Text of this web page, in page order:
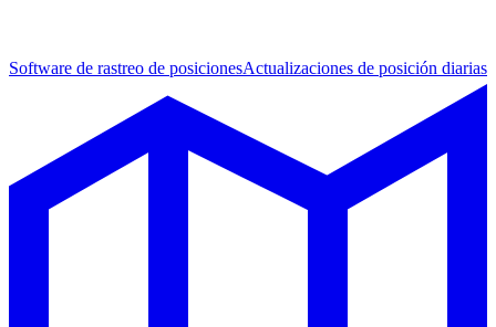
Software de rastreo de posicionesActualizaciones de posición diarias